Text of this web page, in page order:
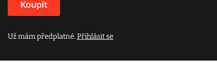
Koupit
Už mám předplatné.Přihlásit se